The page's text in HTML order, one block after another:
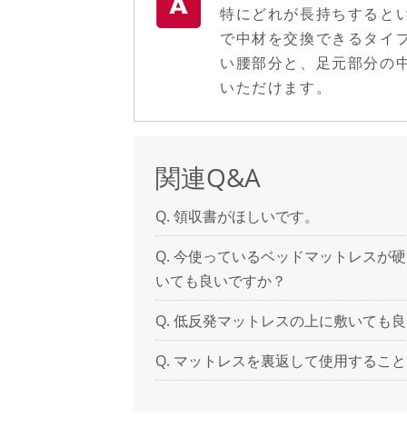
特にどれが長持ちすると
で中材を交換できるタイ
い腰部分と、足元部分の
いただけます。
関連Q&A
領収書がほしいです。
今使っているベッドマットレスが
いても良いですか？
低反発マットレスの上に敷いても
マットレスを裏返して使用するこ